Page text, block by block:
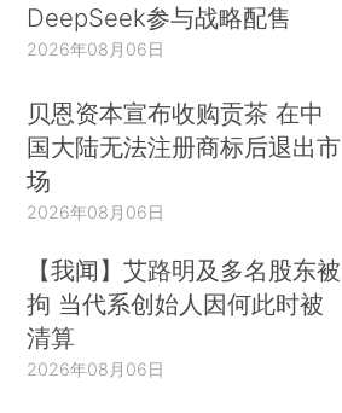
DeepSeek参与战略配售
2026年08月06日
贝恩资本宣布收购贡茶 在中
国大陆无法注册商标后退出市
场
2026年08月06日
【我闻】艾路明及多名股东被
拘 当代系创始人因何此时被
清算
2026年08月06日